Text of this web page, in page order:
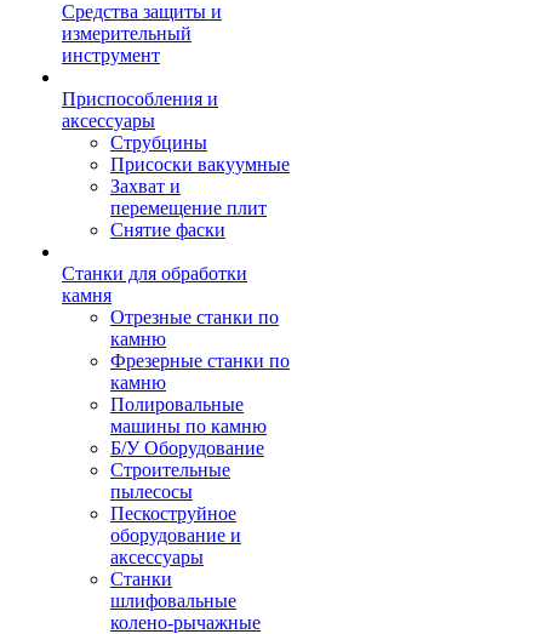
Средства защиты и
измерительный
инструмент
Приспособления и
аксессуары
Струбцины
Присоски вакуумные
Захват и
перемещение плит
Снятие фаски
Станки для обработки
камня
Отрезные станки по
камню
Фрезерные станки по
камню
Полировальные
машины по камню
Б/У Оборудование
Строительные
пылесосы
Пескоструйное
оборудование и
аксессуары
Станки
шлифовальные
колено-рычажные